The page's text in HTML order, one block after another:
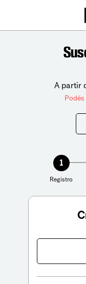
A partir
1
Registro